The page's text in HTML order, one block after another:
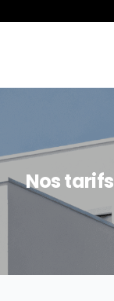
Nos tarifs